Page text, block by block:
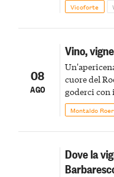
Vicoforte
08
AGO
Vino,
cuore del
goderci con
Montaldo
Dove la